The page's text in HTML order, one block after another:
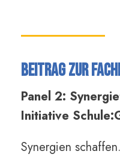
Beitrag zur
Panel 2:
Initiative
Synergien